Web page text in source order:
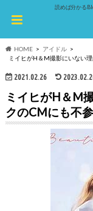
読めば分かる
HOME
アイドル
ミイヒがH＆M撮影にいない
2021.02.26
ミイヒがH＆M
クのCMにも不